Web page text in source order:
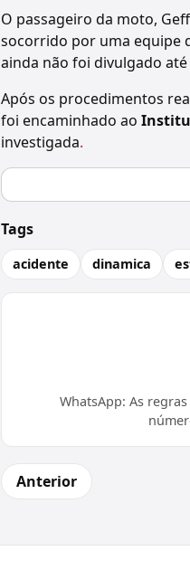
O passageiro da moto,
socorrido por uma equipe
ainda não foi divulgado
Após os procedimentos
foi encaminhado ao
investigada.
Tags
acidente dinamica
WhatsApp: As
Anterior